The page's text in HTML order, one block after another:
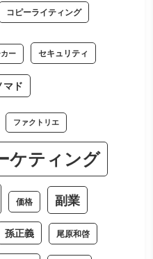
コピーライティング
ー セキュリティ
マド
ファクトリエ
ケティング
価格 副業
孫正義 尾原和啓